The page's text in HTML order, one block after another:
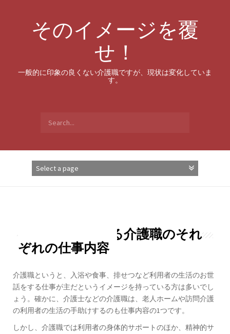
そのイメージを覆
せ！
一般的に印象の良くない介護職ですが、現状は変化していま
す。
for:
イメージと異なる介護職のそれ
ぞれの仕事内容
介護職というと、入浴や食事、排せつなど利用者の生活のお世
話をする仕事が主だというイメージを持っている方は多いでし
ょう。確かに、介護士などの介護職は、老人ホームや訪問介護
の利用者の生活の手助けするのも仕事内容の1つです。
しかし、介護職では利用者の身体的サポートのほか、精神的サ